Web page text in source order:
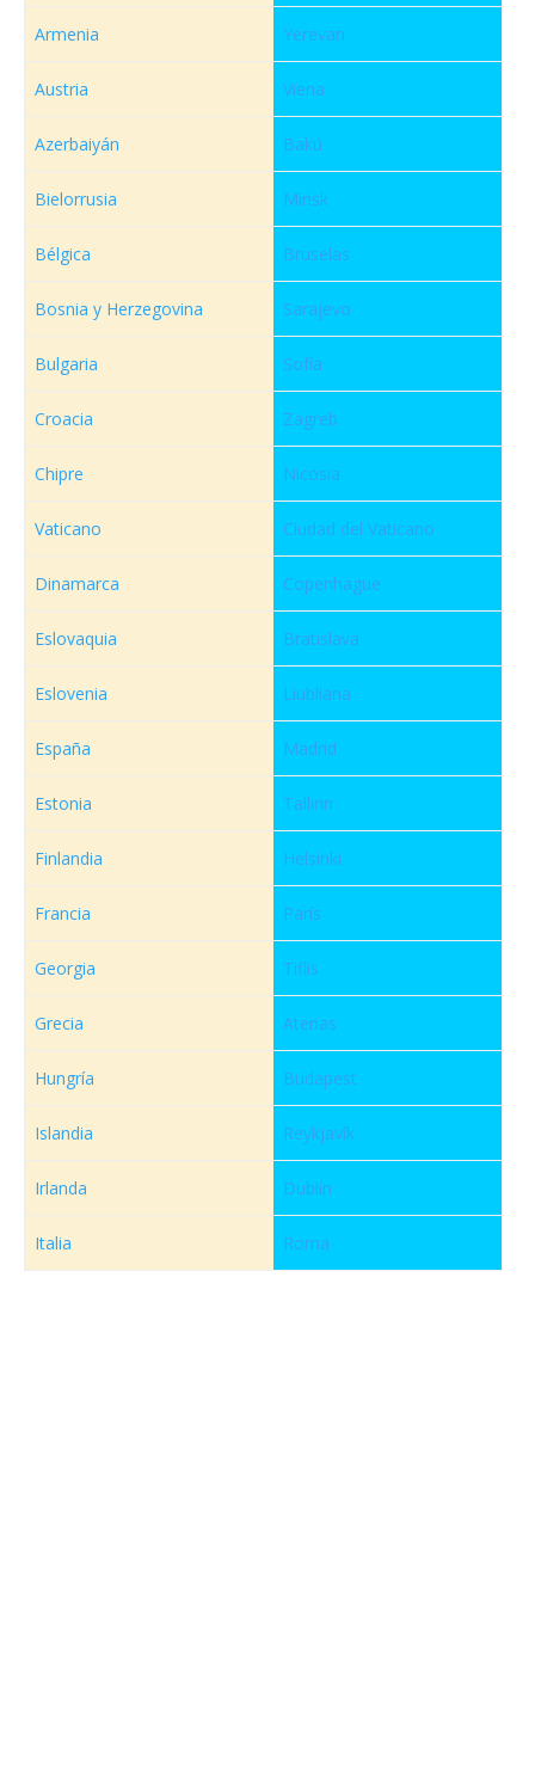
Armenia Yerevan
Austria Viena
Azerbaiyán Bakú
Bielorrusia Minsk
Bélgica Bruselas
Bosnia y Herzegovina Sarajevo
Bulgaria Sofía
Croacia Zagreb
Chipre Nicosia
Vaticano Ciudad del Vaticano
Dinamarca Copenhague
Eslovaquia Bratislava
Eslovenia Liubliana
España Madrid
Estonia Tallinn
Finlandia Helsinki
Francia París
Georgia Tiflis
Grecia Atenas
Hungría Budapest
Islandia Reykjavík
Irlanda Dublín
Italia Roma